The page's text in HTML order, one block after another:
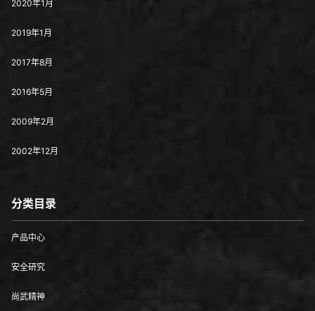
2020年1月
2019年1月
2017年8月
2016年5月
2009年2月
2002年12月
分类目录
产品中心
安全研究
尚武精神